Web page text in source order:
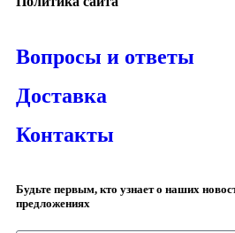
Вопросы и ответы
Доставка
Контакты
Будьте первым, кто узнает о наших
предложениях